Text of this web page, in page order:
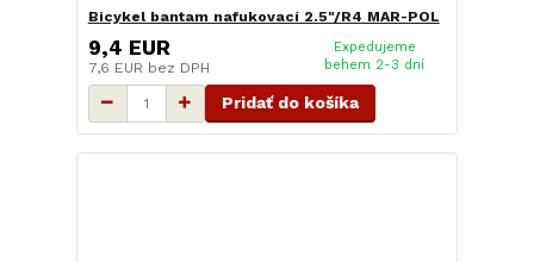
Bicykel bantam nafukovací 2.5"/R4 MAR-POL
9,4 EUR
7,6 EUR bez DPH
Expedujeme
behem 2-3 dní
Pridať do košíka